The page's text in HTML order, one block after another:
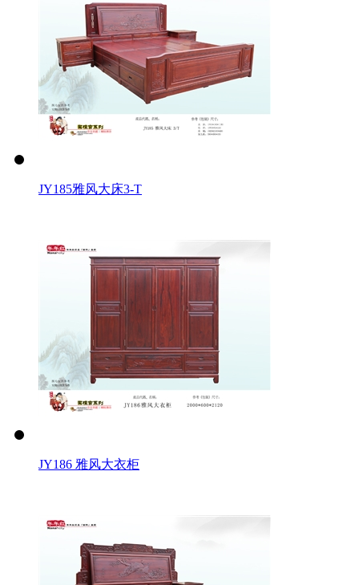
JY185雅风大床3-T
JY186 雅风大衣柜